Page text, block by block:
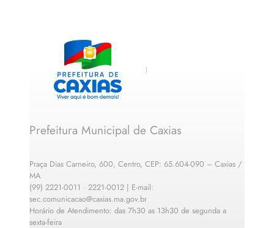
Prefeitura Municipal de Caxias
Praça Dias Carneiro, 600, Centro, CEP: 65.604-090 – Caxias /
MA
(99) 2221-0011 · 2221-0012 | E-mail:
sec.comunicacao@caxias.ma.gov.br
Horário de Atendimento: das 7h30 as 13h30 de segunda a
sexta-feira